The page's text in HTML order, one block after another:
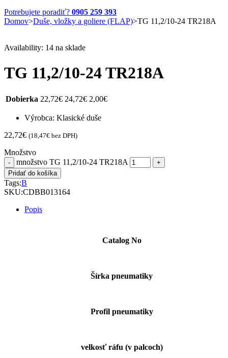
Potrebujete poradiť? 0905 259 393
Domov>Duše, vložky a goliere (FLAP)>TG 11,2/10-24 TR218A
Availability: 14 na sklade
TG 11,2/10-24 TR218A
Dobierka 22,72€ 24,72€ 2,00€
Výrobca: Klasické duše
22,72€ (18,47€ bez DPH)
Množstvo
množstvo TG 11,2/10-24 TR218A
Pridať do košíka
Tags:B
SKU:CDBB013164
Popis
Catalog No
Šírka pneumatiky
Profil pneumatiky
velkosť ráfu (v palcoch)